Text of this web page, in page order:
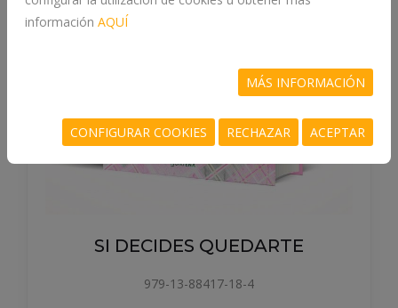
SI DECIDES QUEDARTE
979-13-88417-18-4
información AQUÍ
MÁS INFORMACIÓN
CONFIGURAR COOKIES RECHAZAR ACEPTAR